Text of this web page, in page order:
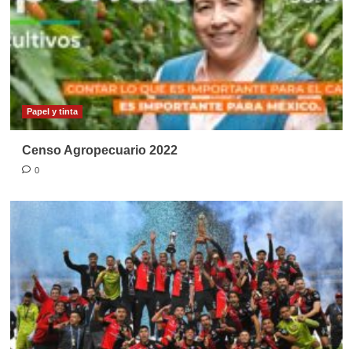
Papel y tinta
Censo Agropecuario 2022
0